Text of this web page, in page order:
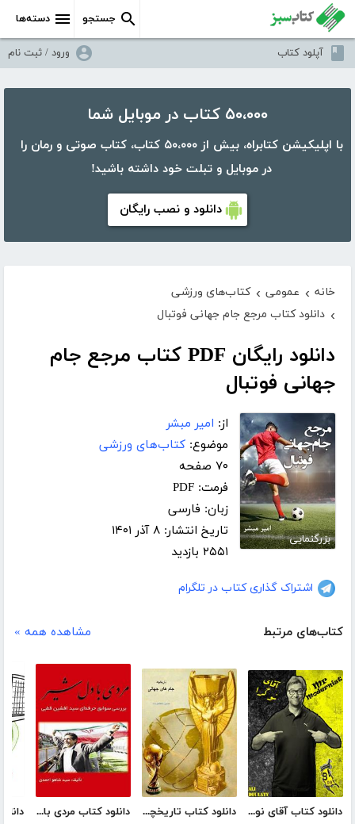
دسته‌ها جستجو
آپلود کتاب ورود / ثبت نام
۵۰،۰۰۰ کتاب در موبایل شما
با اپلیکیشن کتابراه، بیش از ۵۰،۰۰۰ کتاب، کتاب صوتی و رمان را
در موبایل و تبلت خود داشته باشید!
دانلود و نصب رایگان
خانه › عمومی › کتاب‌های ورزشی
› دانلود کتاب مرجع جام جهانی فوتبال
دانلود رایگان PDF کتاب مرجع جام
جهانی فوتبال
بزرگنمایی
از: امیر مبشر
موضوع: کتاب‌های ورزشی
۷۰ صفحه
فرمت: PDF
زبان: فارسی
تاریخ انتشار: ۸ آذر ۱۴۰۱
۲۵۵۱ بازدید
اشتراک گذاری کتاب در تلگرام
کتاب‌های مرتبط مشاهده همه »
دانلود کتاب آقای نوگرا - یورگن کلوپ دانلود کتاب تاریخچه ی جام های جهانی دانلود کتاب مردی با دل شیر (بررسی سوابق حرفه ای سید افشین قطبی)